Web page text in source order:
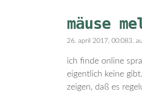
mäuse
26. april 2017, 00:083.
ich finde online
eigentlich keine
zeigen, daß es